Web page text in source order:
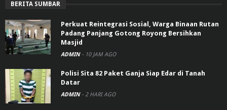
BERITA SUMBAR
Perkuat Reintegrasi Sosial, Warga Binaan Rutan
Padang Panjang Gotong Royong Bersihkan
Masjid
ADMIN - 10 JAM AGO
Polisi Sita 82 Paket Ganja Siap Edar di Tanah
Datar
ADMIN - 2 HARI AGO